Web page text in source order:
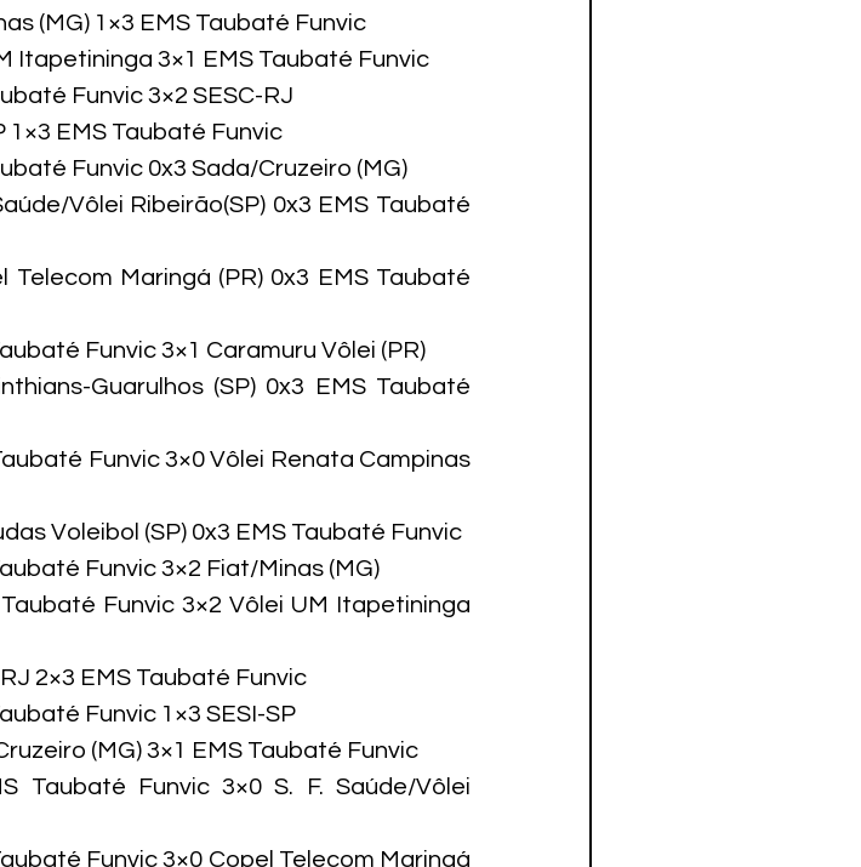
(MG) 1×3 EMS Taubaté Funvic
Itapetininga 3×1 EMS Taubaté Funvic
Funvic 3×2 SESC-RJ
1×3 EMS Taubaté Funvic
Funvic 0x3 Sada/Cruzeiro (MG)
Vôlei Ribeirão(SP) 0x3 EMS Taubaté
Telecom Maringá (PR) 0x3 EMS Taubaté
Funvic 3×1 Caramuru Vôlei (PR)
Guarulhos (SP) 0x3 EMS Taubaté
Funvic 3×0 Vôlei Renata Campinas
Voleibol (SP) 0x3 EMS Taubaté Funvic
Funvic 3×2 Fiat/Minas (MG)
Funvic 3×2 Vôlei UM Itapetininga
2×3 EMS Taubaté Funvic
Funvic 1×3 SESI-SP
(MG) 3×1 EMS Taubaté Funvic
Taubaté Funvic 3×0 S. F. Saúde/Vôlei
Funvic 3×0 Copel Telecom Maringá